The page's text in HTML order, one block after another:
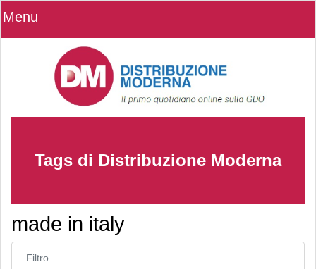
Menu
Tags di Distribuzione Moderna
made in italy
Inserisci parte del titolo